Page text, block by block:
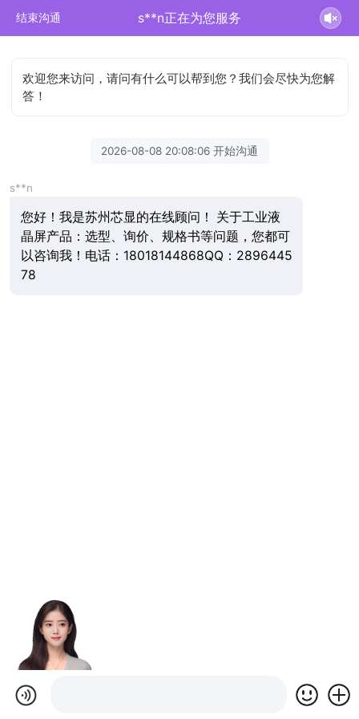
结束沟通 s**n正在为您服务
欢迎您来访问，请问有什么可以帮到您？我们会尽快为您解
答！
2026-08-08 20:08:06 开始沟通
s**n
您好！我是苏州芯显的在线顾问！ 关于工业液
晶屏产品：选型、询价、规格书等问题，您都可
以咨询我！电话：18018144868QQ：2896445
78